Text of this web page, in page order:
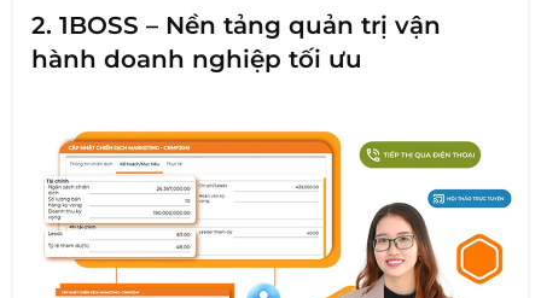
2. 1BOSS – Nền tảng quản trị vận
hành doanh nghiệp tối ưu